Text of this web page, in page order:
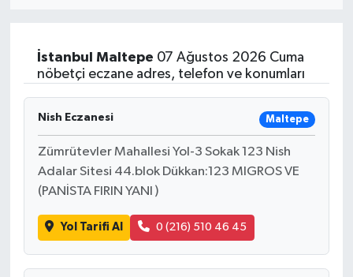
İstanbul Maltepe 07 Ağustos 2026 Cuma
nöbetçi eczane adres, telefon ve konumları
Nish Eczanesi Maltepe
Zümrütevler Mahallesi Yol-3 Sokak 123 Nish
Adalar Sitesi 44.blok Dükkan:123 MIGROS VE
(PANİSTA FIRIN YANI )
Yol Tarifi Al 0 (216) 510 46 45
Sağlık
Magazin
Gündem
Kültür & Sanat
Teknoloji